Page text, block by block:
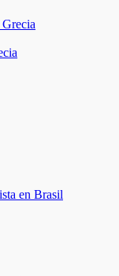
en Brasil